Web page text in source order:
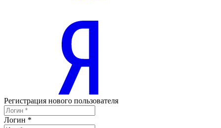
Регистрация нового пользователя
Логин *